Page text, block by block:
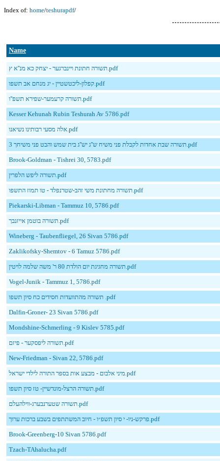
Index of: home/teshurapdf/
Name
תשורה חתונת ויינברגער - יצחק כא מנ''א ץ.pdf
קפלון-ליכטשטיין - יג מנחם אב תשפו.pdf
תשורה קרעמער-שפירא תשפ''ו.pdf
Kesser Kehunah Rubin Teshurah Av 5786.pdf
אלה מסעי רבותינו נשיאנו.pdf
תשורה שבת אחדות לקבלת פני משיח ש''ג יש''ג בית שמש והבט פני משיחך 3.pdf
Brook-Goldman - Tishrei 30, 5783.pdf
תשורה ליפש הלפרין.pdf
תשורה מחתונת משי זהב-שטרנפלד - טו תמוז התשפו.pdf
Piekarski-Libman - Tammuz 10, 5786.pdf
תשורה בוטמן אייזנבך.pdf
Wineberg - Taubenfliegel, 26 Sivan 5786.pdf
Zaklikofsky-Shemtov - 6 Tamuz 5786.pdf
תשורה מחגיגת יום הולדת 80 ר' משה שלמה לויטין.pdf
Vogel-Junik - Tammuz 1, 5786.pdf
תשורה מהתוועדות חסידים כח סיון תשפו .pdf
Dalfin-Groner- 23 Sivan 5786.pdf
Mondshine-Schmerling - 9 Kislev 5785.pdf
תשורה ליפסקער - פיזם.pdf
New-Friedman - Sivan 22, 5786.pdf
מיני אלבום - מבצע אות בספר התורה לילדי ישראל.pdf
תשורה הרצל-מונדשיין- טז סיון תשפו.pdf
תשורה שטערנבערג-ווילהעלם.pdf
פרקש-ניו- י סיון תשפ״ו - חיוב המשתתפים בשבע ברכות ערוך.pdf
Brook-Greenberg-10 Sivan 5786.pdf
Tzach-TAhalucha.pdf